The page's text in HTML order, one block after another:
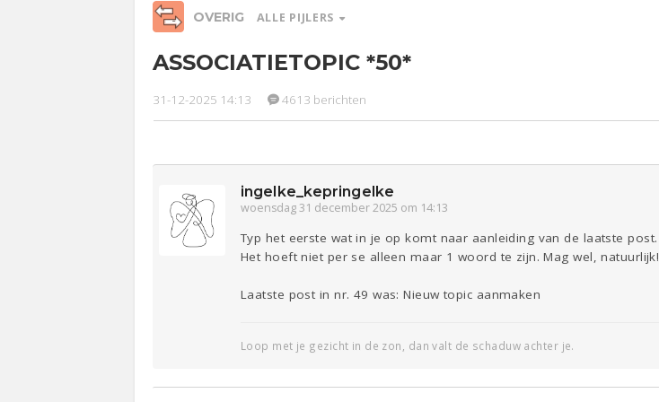
OVERIG ALLE PIJLERS
Beauty
Sport Contact
ASSOCIATIETOPIC *50*
31-12-2025 14:13 4613 berichten
ingelke_kepringelke
woensdag 31 december 2025 om 14:13
Typ het eerste wat in je op komt naar aanleiding van de laatste post.
Het hoeft niet per se alleen maar 1 woord te zijn. Mag wel, natuurlijk!
Laatste post in nr. 49 was: Nieuw topic aanmaken
Loop met je gezicht in de zon, dan valt de schaduw achter je.